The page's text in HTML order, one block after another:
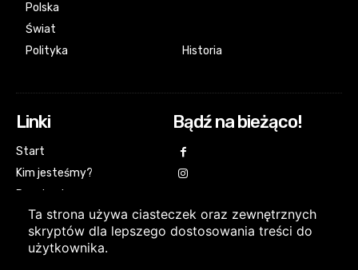
Ta strona używa ciasteczek oraz zewnętrznych
skryptów dla lepszego dostosowania treści do
użytkownika.
Polska
Świat
Polityka
Historia
Linki
Start
Kim jesteśmy?
Polityka prywatności CAI24.pl
Bądź na bieżąco!